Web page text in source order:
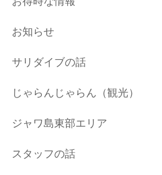
お知らせ
サリダイブの話
じゃらんじゃらん（観光）
ジャワ島東部エリア
スタッフの話